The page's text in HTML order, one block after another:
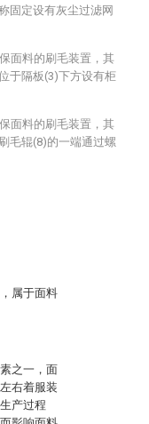
属于面料
之一，面
右着服装
产过程
固定设有灰尘过滤网
面料的刷毛装置，其
于隔板(3)下方设有柜
面料的刷毛装置，其
毛辊(8)的一端通过螺